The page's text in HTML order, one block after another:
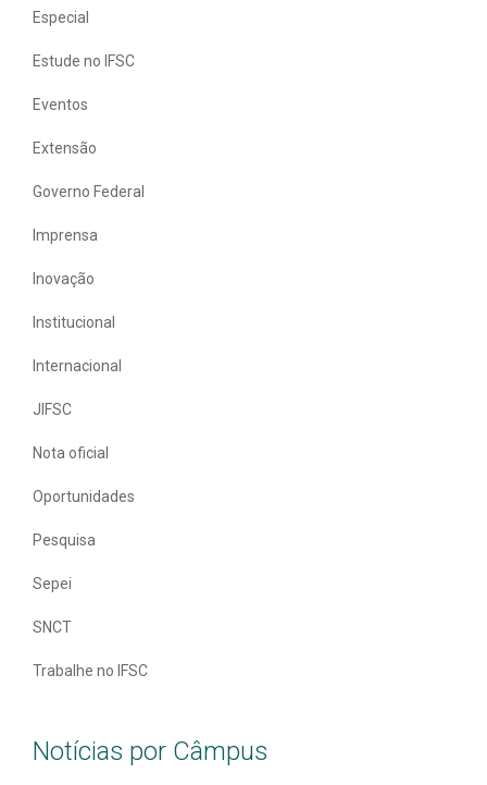
Especial
Estude no IFSC
Eventos
Extensão
Governo Federal
Imprensa
Inovação
Institucional
Internacional
JIFSC
Nota oficial
Oportunidades
Pesquisa
Sepei
SNCT
Trabalhe no IFSC
Notícias por Câmpus